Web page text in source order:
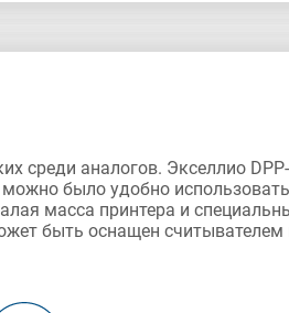
среди аналогов. Экселлио
можно было удобно
масса принтера и
быть оснащен